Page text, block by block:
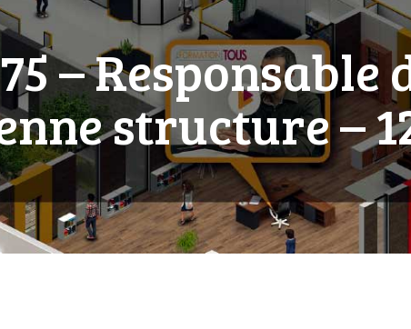
– Responsable
structure –
MARQUE
BLANCHE/SCORM